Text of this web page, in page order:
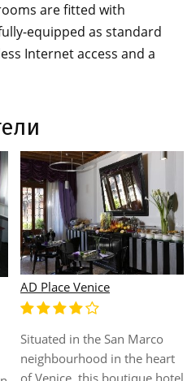
are fitted with
equipped as standard
Internet access and a
Adua Venezia
Enjoying an enviable location
in Venice, this wonderful
hotel offers convenience and